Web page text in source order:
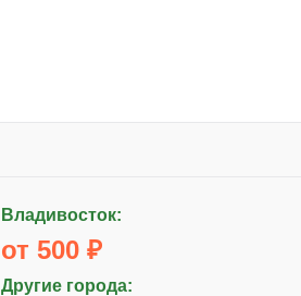
Владивосток:
от 500 ₽
Другие города: